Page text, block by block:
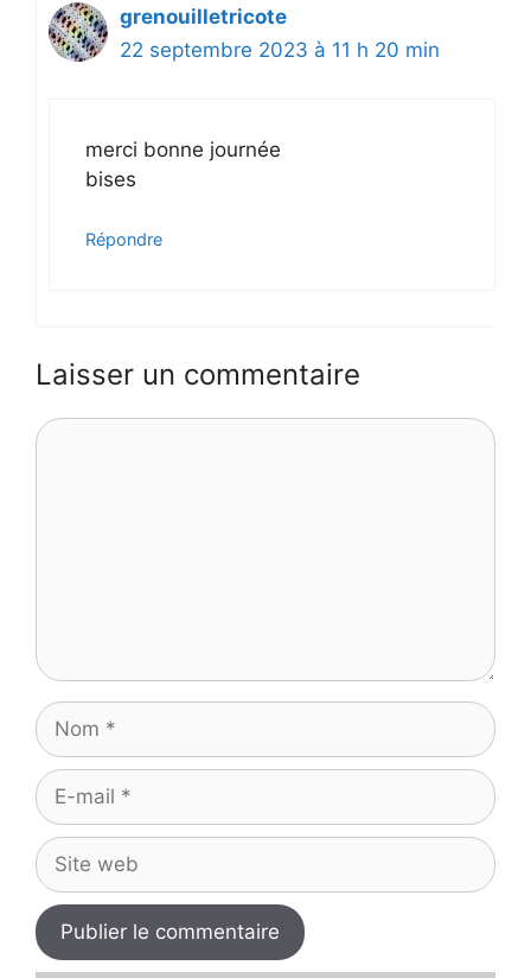
grenouilletricote
22 septembre 2023 à 11 h 20 min
merci bonne journée
bises
Répondre
Laisser un commentaire
Commentaire
Nom
E-
mail
Site
web